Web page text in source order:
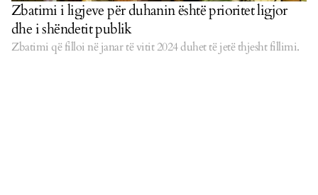
Zbatimi i ligjeve për duhanin është prioritet ligjor
dhe i shëndetit publik
Zbatimi që filloi në janar të vitit 2024 duhet të jetë thjesht fillimi.